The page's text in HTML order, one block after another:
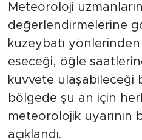
Meteoroloji
değerlendirmelerine
kuzeybatı
eseceği, öğle
kuvvete ulaşabileceği
bölgede şu an için
meteorolojik uyarının
açıklandı.